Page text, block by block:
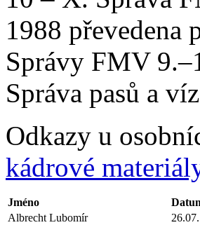
1988
Správy FMV
Správa pasů a
Odkazy u
kádrové
Jméno
Albrecht Lubomír